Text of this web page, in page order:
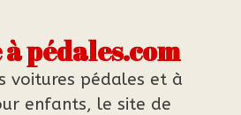
pédales.com
voitures pédales et à
enfants, le site de